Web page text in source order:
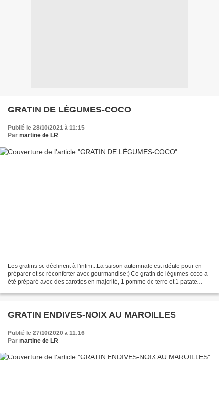
GRATIN DE LÉGUMES-COCO
Publié le 28/10/2021 à 11:15
Par martine de LR
Les gratins se déclinent à l'infini...La saison automnale est idéale pour en
préparer et se réconforter avec gourmandise;) Ce gratin de légumes-coco a
été préparé avec des carottes en majorité, 1 pomme de terre et 1 patate
GRATIN ENDIVES-NOIX AU MAROILLES
Publié le 27/10/2020 à 11:16
Par martine de LR